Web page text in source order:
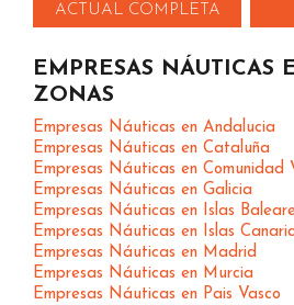
ACTUAL COMPLETA
EMPRESAS NÁUTICAS
ZONAS
Empresas Náuticas en Andalucia
Empresas Náuticas en Cataluña
Empresas Náuticas en Comunidad
Empresas Náuticas en Galicia
Empresas Náuticas en Islas
Empresas Náuticas en Islas
Empresas Náuticas en Madrid
Empresas Náuticas en Murcia
Empresas Náuticas en Pais Vasco